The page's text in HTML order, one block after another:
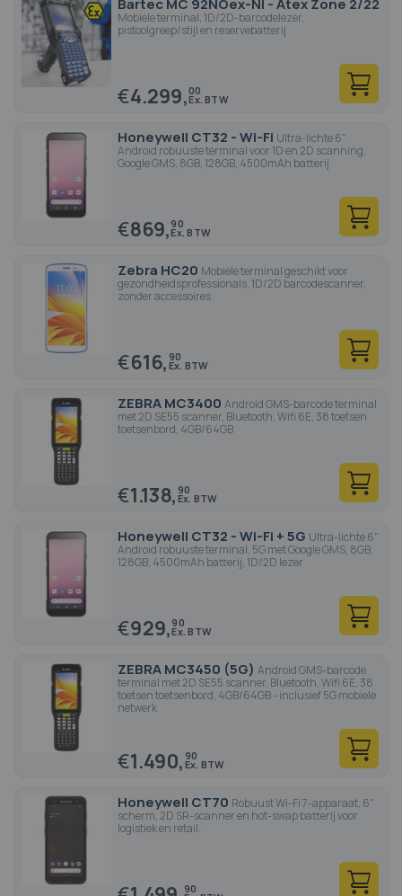
Bartec MC 92NOex-NI - Atex Zone 2/22
Mobiele terminal, 1D/2D-barcodelezer,
pistoolgreep/stijl en reservebatterij
€4.299,00
Honeywell CT32 - Wi-Fi Ultra-lichte 6"
Android robuuste terminal voor 1D en 2D scanning,
Google GMS, 8GB, 128GB, 4500mAh batterij
€869,90
Zebra HC20 Mobiele terminal geschikt voor
gezondheidsprofessionals, 1D/2D barcodescanner,
zonder accessoires
€616, 90
ZEBRA MC3400 Android GMS-barcode terminal
met 2D SE55 scanner, Bluetooth, Wifi 6E, 38 toetsen
toetsenbord, 4GB/64GB
€1.138, 90
Honeywell CT32 - Wi-Fi + 5G Ultra-lichte 6"
Android robuuste terminal, 5G met Google GMS, 8GB,
128GB, 4500mAh batterij, 1D/2D lezer
€929,90
ZEBRA MC3450 (5G) Android GMS-barcode
terminal met 2D SE55 scanner, Bluetooth, Wifi 6E, 38
toetsen toetsenbord, 4GB/64GB - inclusief 5G mobiele
netwerk
€1.490, 90
Honeywell CT70 Robuust Wi-Fi 7-apparaat, 6"
scherm, 2D SR-scanner en hot-swap batterij voor
logistiek en retail.
90